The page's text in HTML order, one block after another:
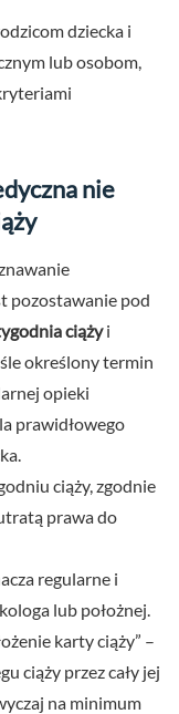
dziecka i
lub osobom,
nie
pozostawanie pod
ciążyi
określony termin
opieki
prawidłowego
ciąży, zgodnie
prawa do
regularne i
lub położnej.
karty ciąży” –
ciąży przez cały jej
na minimum